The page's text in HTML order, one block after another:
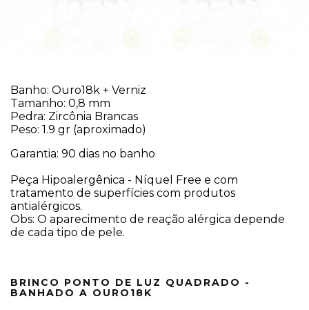
Banho: Ouro18k + Verniz
Tamanho: 0,8 mm
Pedra: Zircônia Brancas
Peso: 1.9 gr (aproximado)
Garantia: 90 dias no banho
Peça Hipoalergênica - Níquel Free e com
tratamento de superfícies com produtos
antialérgicos.
Obs: O aparecimento de reação alérgica depende
de cada tipo de pele.
BRINCO PONTO DE LUZ QUADRADO -
BANHADO A OURO18K